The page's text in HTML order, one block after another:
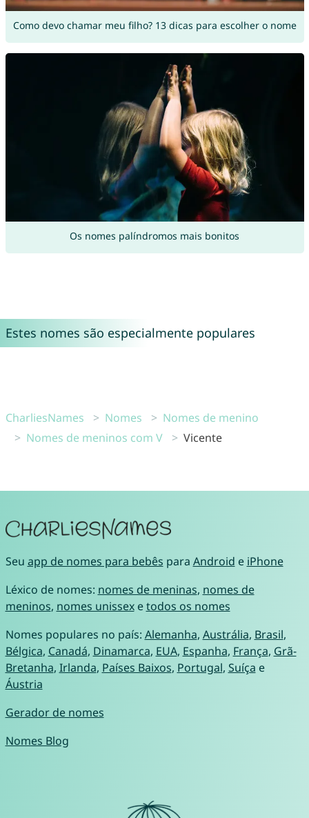
Como devo chamar meu filho? 13 dicas para escolher o nome
Os nomes palíndromos mais bonitos
Estes nomes são especialmente populares
CharliesNames Nomes
Nomes de menino
Nomes de meninos com V
Vicente
Seu app de nomes para bebês para Android e iPhone
Léxico de nomes: nomes de meninas, nomes de
meninos, nomes unissexetodos os nomes
Nomes populares no país: Alemanha, Austrália, Brasil,
Bélgica, Canadá, Dinamarca, EUA, Espanha, França, Grã-
Bretanha, Irlanda, Países Baixos, Portugal, Suíça e
Áustria
Gerador de nomes
Nomes Blog